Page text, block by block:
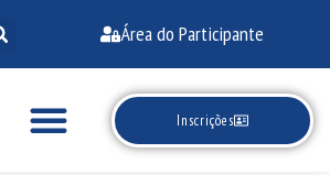
Área do Participante
Inscrições